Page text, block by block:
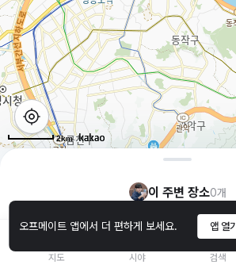
오프메이트 앱에서 더 편하게 보세요. 앱 열기
2km
이 주변 장소0개
지도 시야 검색